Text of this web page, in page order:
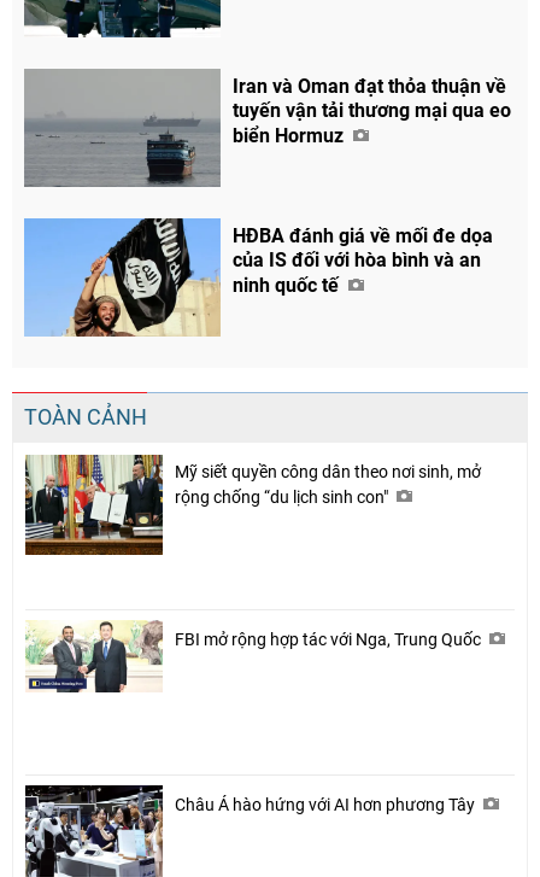
Iran và Oman đạt thỏa thuận về
tuyến vận tải thương mại qua eo
biển Hormuz
HĐBA đánh giá về mối đe dọa
của IS đối với hòa bình và an
ninh quốc tế
TOÀN CẢNH
Mỹ siết quyền công dân theo nơi sinh, mở
rộng chống “du lịch sinh con"
FBI mở rộng hợp tác với Nga, Trung Quốc
Châu Á hào hứng với AI hơn phương Tây